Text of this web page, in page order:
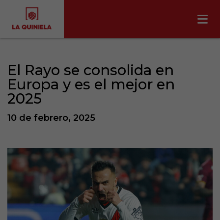
El Rayo se consolida en
Europa y es el mejor en
2025
10 de febrero, 2025